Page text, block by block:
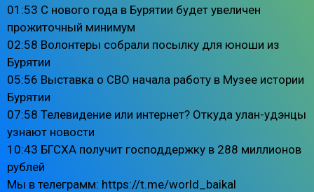
01:53 С нового года в Бурятии будет увеличен
прожиточный минимум
02:58 Волонтеры собрали посылку для юноши из
Бурятии
05:56 Выставка о СВО начала работу в Музее истории
Бурятии
07:58 Телевидение или интернет? Откуда улан-удэнцы
узнают новости
10:43 БГСХА получит господдержку в 288 миллионов
рублей
Мы в телеграмм: https://t.me/world_baikal